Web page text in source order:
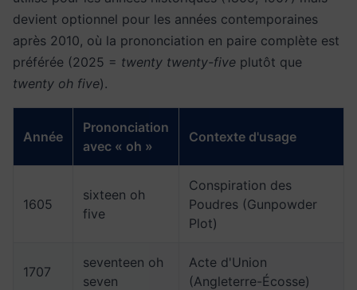
devient optionnel pour les années contemporaines
après 2010, où la prononciation en paire complète est
préférée (2025 = twenty twenty-five plutôt que
twenty oh five).
Année
Prononciation
avec « oh »
Contexte d'usage
1605
sixteen oh
five
Conspiration des
Poudres (Gunpowder
Plot)
1707
seventeen oh
seven
Acte d'Union
(Angleterre-Écosse)